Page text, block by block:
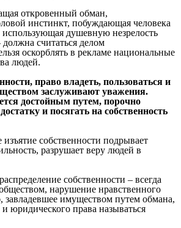
откровенный обман,
инстинкт, побуждающая человека
использующая душевную незрелость
должна считаться делом
оскорблять в рекламе национальные
людей.
право владеть, пользоваться и
заслуживают уважения.
достойным путем, порочно
и посягать на собственность
собственности подрывает
разрушает веру людей в
собственности – всегда
нарушение нравственного
завладевшее имуществом путем обмана,
юридического права называться